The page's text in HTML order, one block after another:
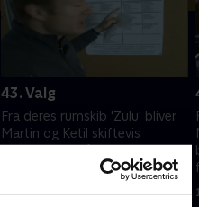
43. Valg
Fra deres rumskib 'Zulu' bliver
Martin og Ketil skiftevis
fortælle børnene om alt, hvad
der er vigtigt at vide noget om,
28. oktober 2004 • 15 min